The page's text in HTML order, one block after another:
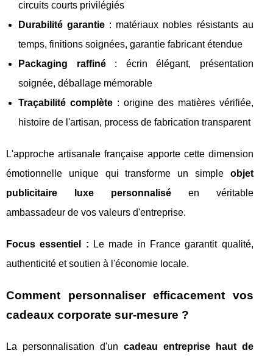
circuits courts privilégiés
Durabilité garantie : matériaux nobles résistants au
temps, finitions soignées, garantie fabricant étendue
Packaging raffiné: écrin élégant, présentation
soignée, déballage mémorable
Traçabilité complète: origine des matières vérifiée,
histoire de l'artisan, process de fabrication transparent
L'approche artisanale française apporte cette dimension
émotionnelle unique qui transforme un simple objet
publicitaire luxe personnaliséen véritable
ambassadeur de vos valeurs d'entreprise.
Focus essentiel : Le made in France garantit qualité,
authenticité et soutien à l'économie locale.
Comment personnaliser efficacement vos
cadeaux corporate sur-mesure ?
La personnalisation d'un cadeau entreprise haut de